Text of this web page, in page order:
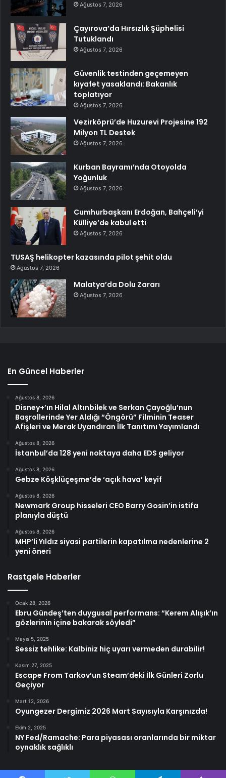
Ağustos 7, 2026
Çayırova’da Hırsızlık Şüphelisi
Tutuklandı
Ağustos 7, 2026
Güvenlik testinden geçemeyen
kıyafet yasaklandı: Bakanlık
toplatıyor
Ağustos 7, 2026
Vezirköprü’de Huzurevi Projesine 192
Milyon TL Destek
Ağustos 7, 2026
Kurban Bayramı’nda Otoyolda
Yoğunluk
Ağustos 7, 2026
Cumhurbaşkanı Erdoğan, Bahçeli’yi
Külliye’de kabul etti
Ağustos 7, 2026
TUSAŞ helikopter kazasında pilot şehit oldu
Ağustos 7, 2026
Malatya’da Dolu Zararı
Ağustos 7, 2026
En Güncel Haberler
Ağustos 8, 2026
Disney+’ın Hilal Altınbilek ve Serkan Çayoğlu’nun
Başrollerinde Yer Aldığı “Öngörü” Filminin Teaser
Afişleri ve Merak Uyandıran İlk Tanıtımı Yayımlandı
Ağustos 8, 2026
İstanbul’da 128 yeni noktaya daha EDS geliyor
Ağustos 8, 2026
Gebze Köşklüçeşme’de ‘açık hava’ keyif
Ağustos 8, 2026
Newmark Group hisseleri CEO Barry Gosin’in istifa
planıyla düştü
Ağustos 8, 2026
MHP’li Yıldız siyasi partilerin kapatılma nedenlerine 2
yeni öneri
Rastgele Haberler
Ocak 28, 2026
Ebru Gündeş’ten duygusal performans: “Kerem Alışık’ın
gözlerinin içine bakarak söyledi”
Mayıs 5, 2025
Sessiz tehlike: Kalbiniz hiç uyarı vermeden durabilir!
Kasım 27, 2025
Escape From Tarkov’un Steam’deki İlk Günleri Zorlu
Geçiyor
Mart 12, 2026
Oyungezer Dergimiz 2026 Mart Sayısıyla Karşınızda!
Ekim 2, 2025
NY Fed/Ramache: Para piyasası oranlarında bir miktar
oynaklık sağlıklı